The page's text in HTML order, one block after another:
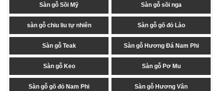
Sàn gỗ Sồi Mỹ Sàn gỗ sồi nga
sàn gỗ chiu liu tự nhiên Sàn gỗ gõ đỏ Lào
Sàn gỗ Teak Sàn gỗ Hương Đá Nam Phi
Sàn gỗ Keo Sàn gỗ Pơ Mu
Sàn gỗ gõ đỏ Nam Phi Sàn gỗ Hương Vân